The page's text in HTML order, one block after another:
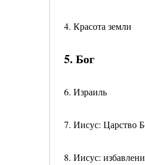
4. Красота земли
5. Бог
6. Израиль
7. Иисус: Царство
8. Иисус: